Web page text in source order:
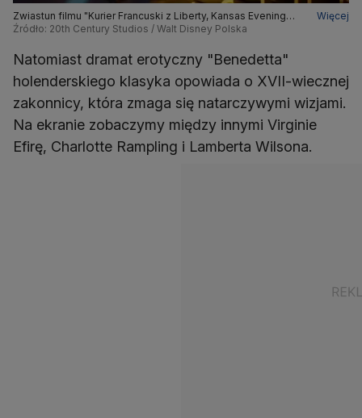
Zwiastun filmu "Kurier Francuski z Liberty, Kansas Evening
Sun" Wesa Andersona
Więcej
Źródło: 20th Century Studios / Walt Disney Polska
Natomiast dramat erotyczny "Benedetta"
holenderskiego klasyka opowiada o XVII-wiecznej
zakonnicy, która zmaga się natarczywymi wizjami.
Na ekranie zobaczymy między innymi Virginie
Efirę, Charlotte Rampling i Lamberta Wilsona.